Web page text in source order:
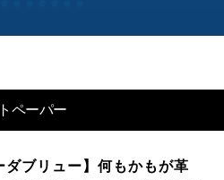
ペーパー
ダブリュー】何もかもが革